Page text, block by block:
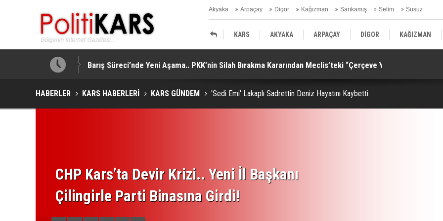
Akyaka Arpaçay Digor Kağızman Sarıkamış Selim Susuz
Kars Gündem
KARS AKYAKA ARPAÇAY DİGOR KAĞIZMAN
SELİM SUSUZ KARS GÜNDEM
Barış Süreci’nde Yeni Aşama.. PKK’nin Silah Bırakma Kararından Meclis’teki “Çerçeve Yasa”na!
HABERLER KARS HABERLERİ KARS GÜNDEM 'Sedi Emi' Lakaplı Sadrettin Deniz Hayatını Kaybetti
CHP Kars’ta Devir Krizi.. Yeni İl Başkanı
Çilingirle Parti Binasına Girdi!